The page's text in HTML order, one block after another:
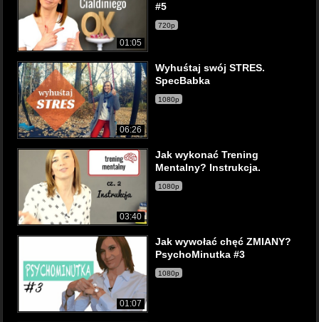
01:05
#5
720p
06:26
Wyhuśtaj swój STRES.
SpecBabka
1080p
03:40
Jak wykonać Trening
Mentalny? Instrukcja.
1080p
01:07
Jak wywołać chęć ZMIANY?
PsychoMinutka #3
1080p